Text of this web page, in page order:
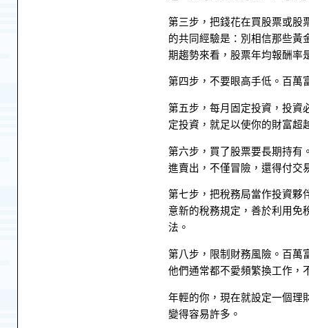
第三步，把錢花在買股票或股
的共同經驗是：別相信那些黃
期趨勢來看，股票年均報酬率
第四步，不要眼高手低。百萬
第五步，每月固定投資，投資
定投資，就足以使你的財富超
第六步，買了股票要長期持有
進賣出，不僅冒險，還得付交
第七步，把稅務局當作投資夥
意新的稅務規定，善於利用免
法。
第八步，限制財務風險。百萬
他們通常都不愛頻繁換工作，
年輕的你，現在就設定一個理
變得容易許多。